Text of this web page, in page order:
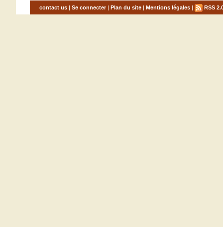
contact us| Se connecter| Plan du site| Mentions légales| RSS